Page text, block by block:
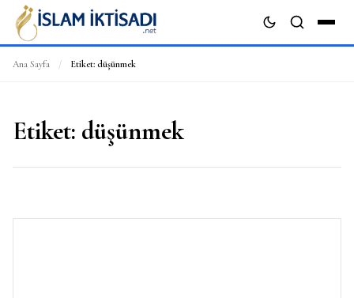
Ana Sayfa / Etiket: düşünmek
Etiket: düşünmek